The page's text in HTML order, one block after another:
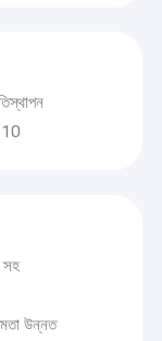
10
সহ
উন্নত